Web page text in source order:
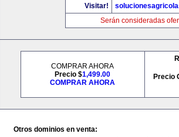
Visitar!
Serán consideradas
COMPRAR AHORA
Precio $1,499.00
COMPRAR AHORA
Precio
Otros dominios en venta: